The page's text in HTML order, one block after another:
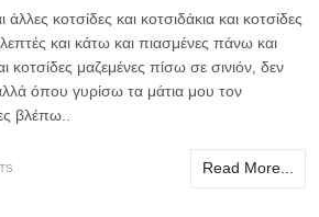
άλλες κοτσίδες και κοτσιδάκια και κοτσίδες
λεπτές και κάτω και πιασμένες πάνω και
κοτσίδες μαζεμένες πίσω σε σινιόν, δεν
όπου γυρίσω τα μάτια μου τον
βλέπω..
Read More...